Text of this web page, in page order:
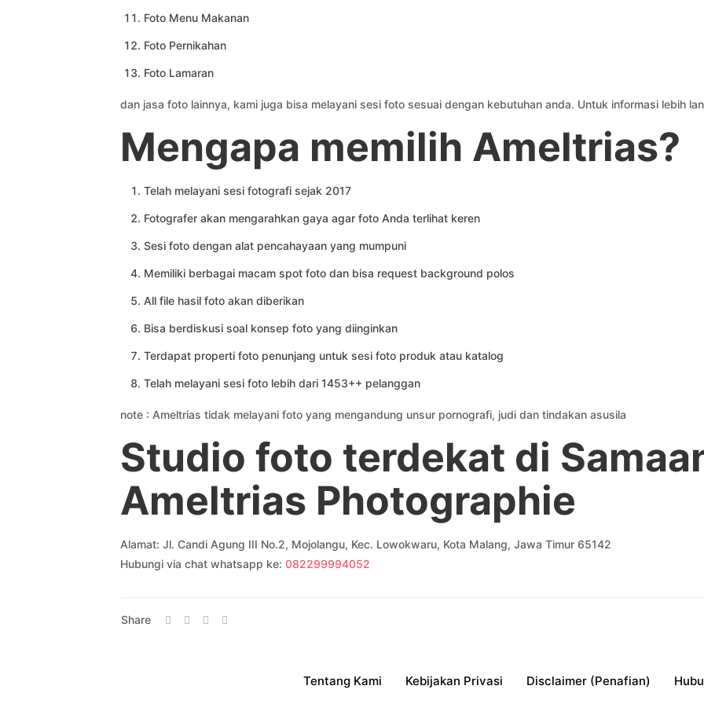
Foto Menu Makanan
Foto Pernikahan
Foto Lamaran
dan jasa foto lainnya, kami juga bisa melayani sesi foto sesuai dengan kebutuhan anda. Untuk informasi lebih
Mengapa memilih Ameltrias?
Telah melayani sesi fotografi sejak 2017
Fotografer akan mengarahkan gaya agar foto Anda terlihat keren
Sesi foto dengan alat pencahayaan yang mumpuni
Memiliki berbagai macam spot foto dan bisa request background polos
All file hasil foto akan diberikan
Bisa berdiskusi soal konsep foto yang diinginkan
Terdapat properti foto penunjang untuk sesi foto produk atau katalog
Telah melayani sesi foto lebih dari 1453++ pelanggan
note : Ameltrias tidak melayani foto yang mengandung unsur pornografi, judi dan tindakan asusila
Studio foto terdekat di
Ameltrias Photographie
Alamat: Jl. Candi Agung III No.2, Mojolangu, Kec. Lowokwaru, Kota Malang, Jawa Timur 65142
Hubungi via chat whatsapp ke: 082299994052
Share
Tentang Kami Kebijakan Privasi Disclaimer (Penafian)